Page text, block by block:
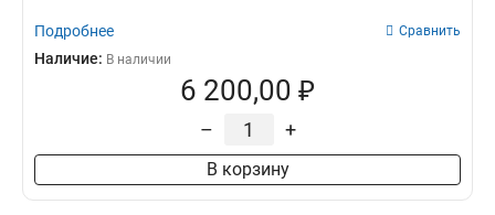
Подробнее Сравнить
Наличие: В наличии
6 200,00 ₽
– +
В корзину